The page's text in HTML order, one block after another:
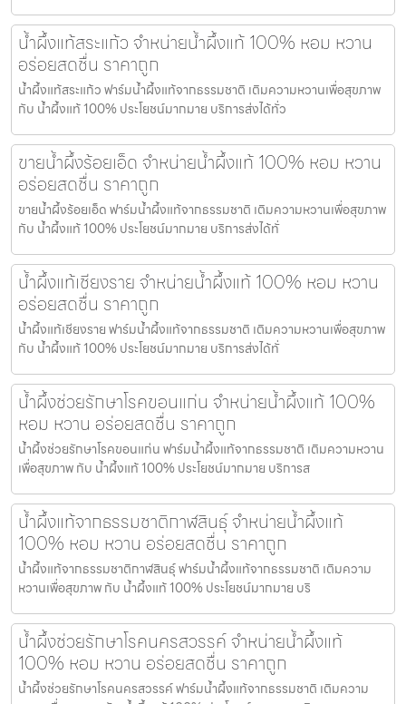
น้ำผึ้งแท้สระแก้ว จำหน่ายน้ำผึ้งแท้ 100% หอม หวาน
อร่อยสดชื่น ราคาถูก
น้ำผึ้งแท้สระแก้ว ฟาร์มน้ำผึ้งแท้จากธรรมชาติ เติมความหวานเพื่อสุขภาพ
กับ น้ำผึ้งแท้ 100% ประโยชน์มากมาย บริการส่งได้ทั่ว
ขายน้ำผึ้งร้อยเอ็ด จำหน่ายน้ำผึ้งแท้ 100% หอม หวาน
อร่อยสดชื่น ราคาถูก
ขายน้ำผึ้งร้อยเอ็ด ฟาร์มน้ำผึ้งแท้จากธรรมชาติ เติมความหวานเพื่อสุขภาพ
กับ น้ำผึ้งแท้ 100% ประโยชน์มากมาย บริการส่งได้ทั่
น้ำผึ้งแท้เชียงราย จำหน่ายน้ำผึ้งแท้ 100% หอม หวาน
อร่อยสดชื่น ราคาถูก
น้ำผึ้งแท้เชียงราย ฟาร์มน้ำผึ้งแท้จากธรรมชาติ เติมความหวานเพื่อสุขภาพ
กับ น้ำผึ้งแท้ 100% ประโยชน์มากมาย บริการส่งได้ทั่
น้ำผึ้งช่วยรักษาโรคขอนแก่น จำหน่ายน้ำผึ้งแท้ 100%
หอม หวาน อร่อยสดชื่น ราคาถูก
น้ำผึ้งช่วยรักษาโรคขอนแก่น ฟาร์มน้ำผึ้งแท้จากธรรมชาติ เติมความหวาน
เพื่อสุขภาพ กับ น้ำผึ้งแท้ 100% ประโยชน์มากมาย บริการส
น้ำผึ้งแท้จากธรรมชาติกาฬสินธุ์ จำหน่ายน้ำผึ้งแท้
100% หอม หวาน อร่อยสดชื่น ราคาถูก
น้ำผึ้งแท้จากธรรมชาติกาฬสินธุ์ ฟาร์มน้ำผึ้งแท้จากธรรมชาติ เติมความ
หวานเพื่อสุขภาพ กับ น้ำผึ้งแท้ 100% ประโยชน์มากมาย บริ
น้ำผึ้งช่วยรักษาโรคนครสวรรค์ จำหน่ายน้ำผึ้งแท้
100% หอม หวาน อร่อยสดชื่น ราคาถูก
น้ำผึ้งช่วยรักษาโรคนครสวรรค์ ฟาร์มน้ำผึ้งแท้จากธรรมชาติ เติมความ